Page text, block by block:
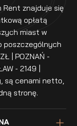
Rent znajduje się
opłatą
miast w
poszczególnych
| POZNAŃ -
- 2149 |
są cenami netto,
stronę.